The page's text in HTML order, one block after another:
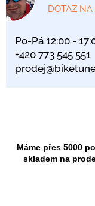
DOTAZ NA
Po-Pá 12:00 -
+420 773 545 551
Máme přes 5000
skladem na